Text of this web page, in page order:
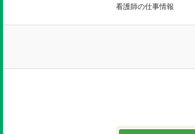
看護師の仕事情報